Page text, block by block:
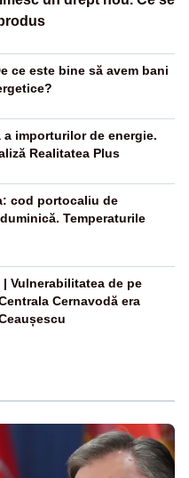
ce este bine să avem bani
importurilor de energie.
Realitatea Plus
cod portocaliu de
Temperaturile
Vulnerabilitatea de pe
Cernavodă era